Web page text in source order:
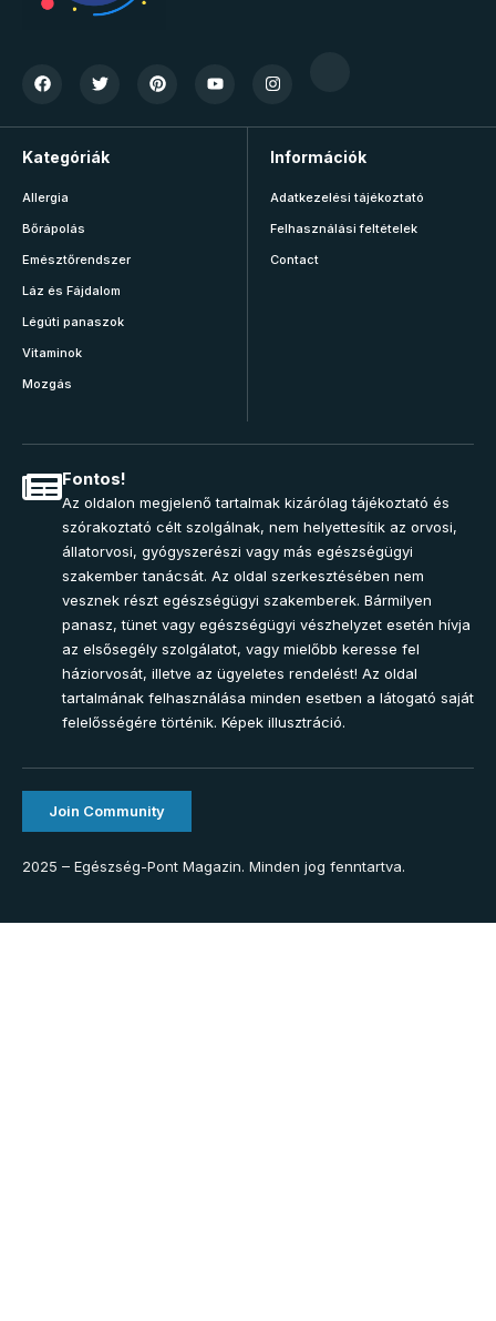
Kategóriák
Allergia
Bőrápolás
Emésztőrendszer
Láz és Fájdalom
Légúti panaszok
Vitaminok
Mozgás
Információk
Adatkezelési tájékoztató
Felhasználási feltételek
Contact
Fontos!
Az oldalon megjelenő tartalmak kizárólag tájékoztató és
szórakoztató célt szolgálnak, nem helyettesítik az orvosi,
állatorvosi, gyógyszerészi vagy más egészségügyi
szakember tanácsát. Az oldal szerkesztésében nem
vesznek részt egészségügyi szakemberek. Bármilyen
panasz, tünet vagy egészségügyi vészhelyzet esetén hívja
az elsősegély szolgálatot, vagy mielőbb keresse fel
háziorvosát, illetve az ügyeletes rendelést! Az oldal
tartalmának felhasználása minden esetben a látogató saját
felelősségére történik. Képek illusztráció.
Join Community
2025 – Egészség-Pont Magazin. Minden jog fenntartva.